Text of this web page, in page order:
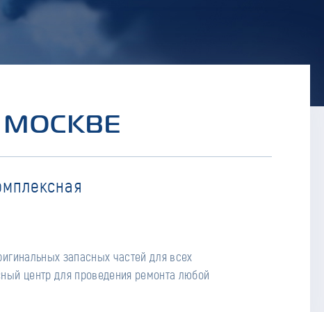
запасных частей для всех
центр для проведения ремонта любой